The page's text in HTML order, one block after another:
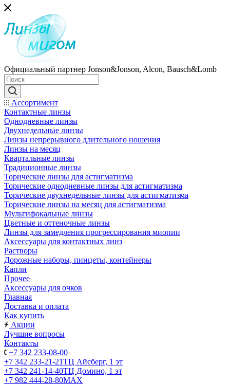
Официальный партнер Jonson&Jonson, Alcon, Bausch&Lomb
Ассортимент
Контактные линзы
Однодневные линзы
Двухнедельные линзы
Линзы непрерывного длительного ношения
Линзы на месяц
Квартальные линзы
Традиционные линзы
Торические линзы для астигматизма
Торические однодневные линзы для астигматизма
Торические двухнедельные линзы для астигматизма
Торические линзы на месяц для астигматизма
Мультифокальные линзы
Цветные и оттеночные линзы
Линзы для замедления прогрессирования миопии
Аксессуары для контактных линз
Растворы
Дорожные наборы, пинцеты, контейнеры
Капли
Прочее
Аксессуары для очков
Главная
Доставка и оплата
Как купить
Акции
Лучшие вопросы
Контакты
+7 342 233-08-00
+7 342 233-21-21ТЦ Айсберг, 1 эт
+7 342 241-14-40ТЦ Домино, 1 эт
+7 982 444-28-80MAX